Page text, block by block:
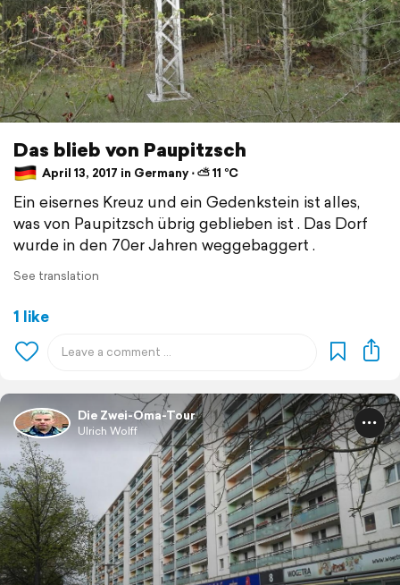
Das blieb von Paupitzsch
April 13, 2017 in Germany ⋅ ⛅ 11 °C
Ein eisernes Kreuz und ein Gedenkstein ist alles,
was von Paupitzsch übrig geblieben ist . Das Dorf
wurde in den 70er Jahren weggebaggert .
See translation
1 like
Die Zwei-Oma-Tour
Ulrich Wolff